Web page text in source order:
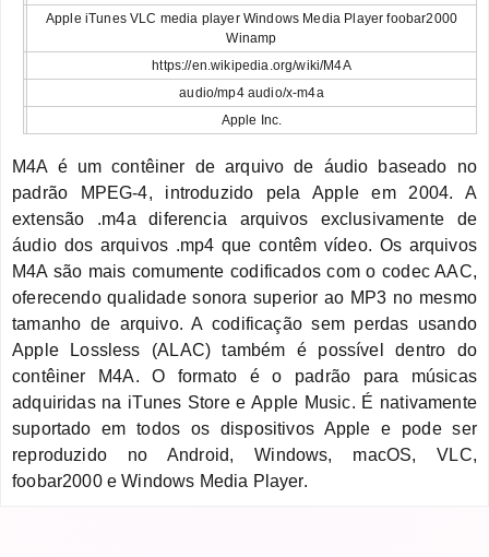
Apple iTunes VLC media player Windows Media Player foobar2000
Winamp
https://en.wikipedia.org/wiki/M4A
audio/mp4 audio/x-m4a
Apple Inc.
M4A é um contêiner de arquivo de áudio baseado no
padrão MPEG-4, introduzido pela Apple em 2004. A
extensão .m4a diferencia arquivos exclusivamente de
áudio dos arquivos .mp4 que contêm vídeo. Os arquivos
M4A são mais comumente codificados com o codec AAC,
oferecendo qualidade sonora superior ao MP3 no mesmo
tamanho de arquivo. A codificação sem perdas usando
Apple Lossless (ALAC) também é possível dentro do
contêiner M4A. O formato é o padrão para músicas
adquiridas na iTunes Store e Apple Music. É nativamente
suportado em todos os dispositivos Apple e pode ser
reproduzido no Android, Windows, macOS, VLC,
foobar2000 e Windows Media Player.